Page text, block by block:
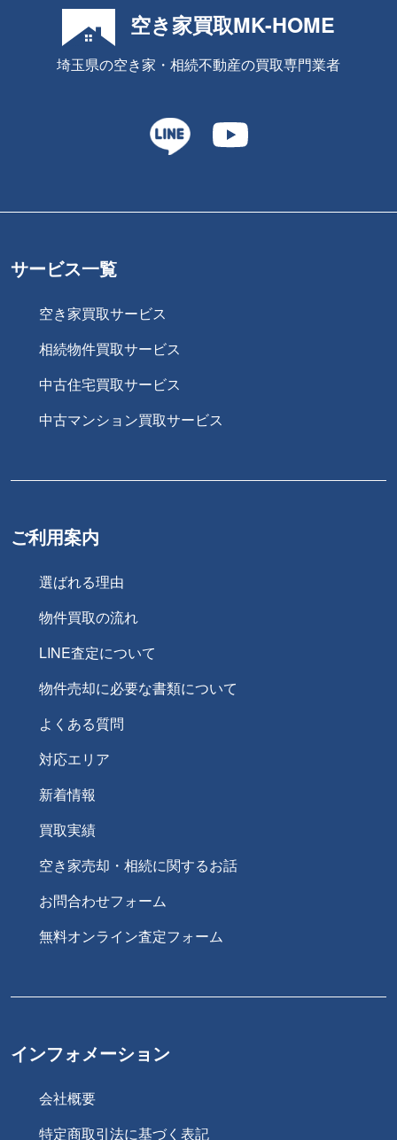
空き家買取MK-HOME
埼玉県の空き家・相続不動産の買取専門業者
サービス一覧
空き家買取サービス
相続物件買取サービス
中古住宅買取サービス
中古マンション買取サービス
ご利用案内
選ばれる理由
物件買取の流れ
LINE査定について
物件売却に必要な書類について
よくある質問
対応エリア
新着情報
買取実績
空き家売却・相続に関するお話
お問合わせフォーム
無料オンライン査定フォーム
インフォメーション
会社概要
特定商取引法に基づく表記